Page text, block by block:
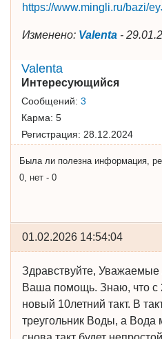
https://www.mingli.ru/bazi/
Изменено: Valenta -
Valenta
Интересующийся
Сообщений: 3
Карма: 5
Регистрация: 28.12.2024
Была ли полезна информация,
0, нет - 0
01.02.2026 14:54:04
Здравствуйте,
Ваша помощь. Знаю, что с
новый 10летний такт. В
треугольник Воды, а Вода